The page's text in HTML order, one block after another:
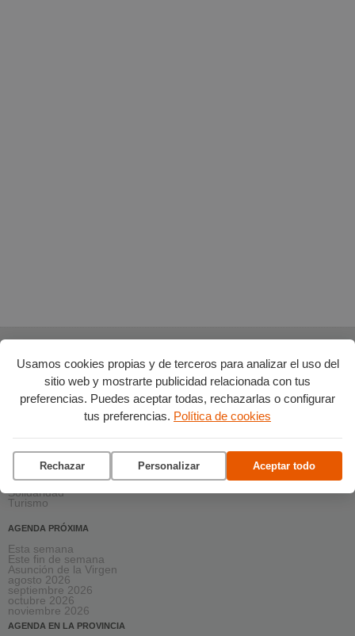
Usamos cookies propias y de terceros para analizar el uso del
sitio web y mostrarte publicidad relacionada con tus
preferencias. Puedes aceptar todas, rechazarlas o configurar
tus preferencias. Política de cookies
Rechazar Personalizar Aceptar todo
AGENDA POR CATEGORÍAS
Acción social
Ciencia y tecnología
Gastronomía
Medio ambiente
Música
Salud y bienestar
Solidaridad
Turismo
AGENDA PRÓXIMA
Esta semana
Este fin de semana
Asunción de la Virgen
agosto 2026
septiembre 2026
octubre 2026
noviembre 2026
AGENDA EN LA PROVINCIA